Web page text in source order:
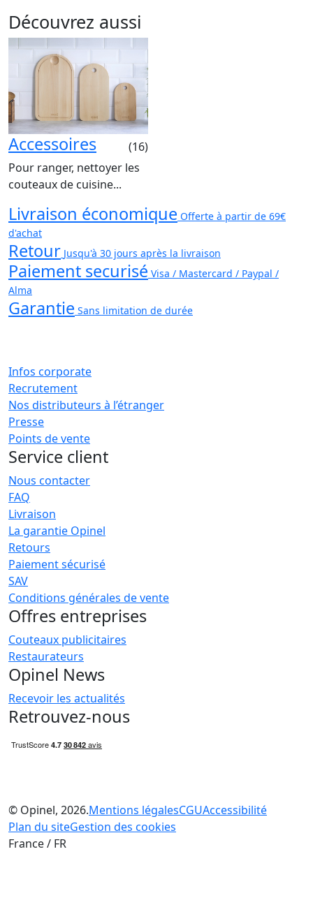
Découvrez aussi
Accessoires
(16)
Pour ranger, nettoyer les
couteaux de cuisine...
Livraison économique Offerte à partir de 69€
d'achat
Retour Jusqu'à 30 jours après la livraison
Paiement securisé Visa / Mastercard / Paypal /
Alma
Garantie Sans limitation de durée
Infos corporate
Recrutement
Nos distributeurs à l’étranger
Presse
Points de vente
Service client
Nous contacter
FAQ
Livraison
La garantie Opinel
Retours
Paiement sécurisé
SAV
Conditions générales de vente
Offres entreprises
Couteaux publicitaires
Restaurateurs
Opinel News
Recevoir les actualités
Retrouvez-nous
© Opinel, 2026.Mentions légalesCGUAccessibilité
Plan du siteGestion des cookies
France / FR